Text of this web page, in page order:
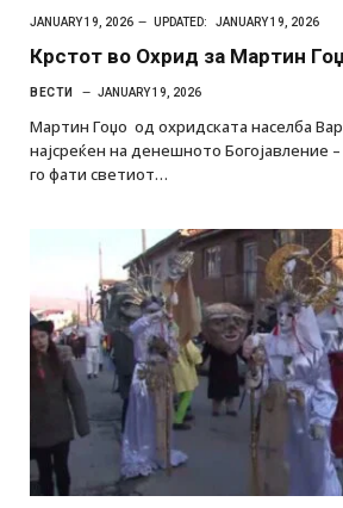
JANUARY 19, 2026 UPDATED: JANUARY 19, 2026
Крстот во Охрид за Мартин
ВЕСТИ JANUARY 19, 2026
Мартин Гоџо од охридската населба
најсреќен на денешното Богојавление
го фати светиот…